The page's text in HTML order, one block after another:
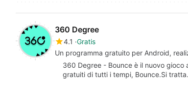
360 Degree
4.1 Gratis
Un programma gratuito per Android,
360 Degree - Bounce è il nuovo
gratuiti di tutti i tempi, Bounce.Si